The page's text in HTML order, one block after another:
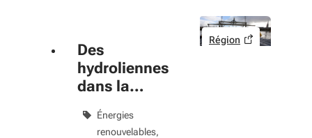
Des
hydroliennes
dans la
Garonne
bordelaise
Énergies
renouvelables
Région